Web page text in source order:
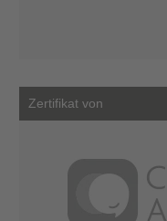
Zertifikat von